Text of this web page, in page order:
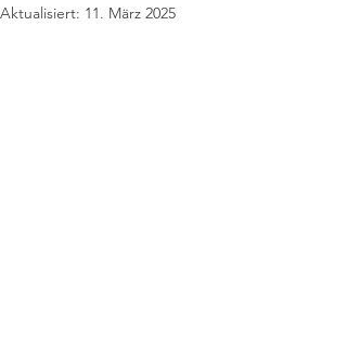
Aktualisiert: 11. März 2025